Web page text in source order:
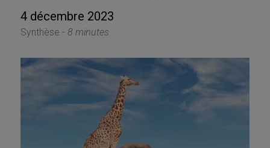
4 décembre 2023
Synthèse - 8 minutes